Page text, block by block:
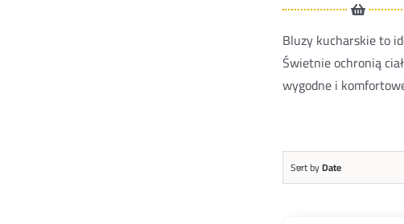
Bluzy kucharskie to
Świetnie ochronią
wygodne i
Sort byDate